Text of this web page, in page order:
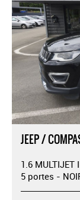
JEEP /
1.6 MULTIJET
5 portes -